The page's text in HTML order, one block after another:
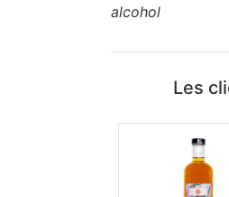
alcohol
Les